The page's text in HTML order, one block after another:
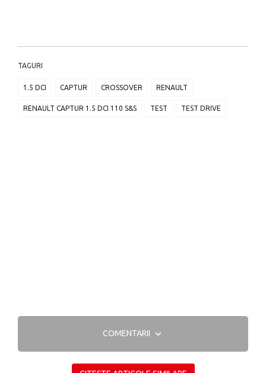
TAGURI
1.5 DCI CAPTUR CROSSOVER RENAULT
RENAULT CAPTUR 1.5 DCI 110 S&S TEST TEST DRIVE
COMENTARII